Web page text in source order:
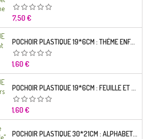
Prix
7,50 €
POCHOIR PLASTIQUE 19*6CM : THÈME ENFANT (02)
Prix
1,60 €
POCHOIR PLASTIQUE 19*6CM : FEUILLE ET FLEURS
Prix
1,60 €
POCHOIR PLASTIQUE 30*21CM : ALPHABET (02)